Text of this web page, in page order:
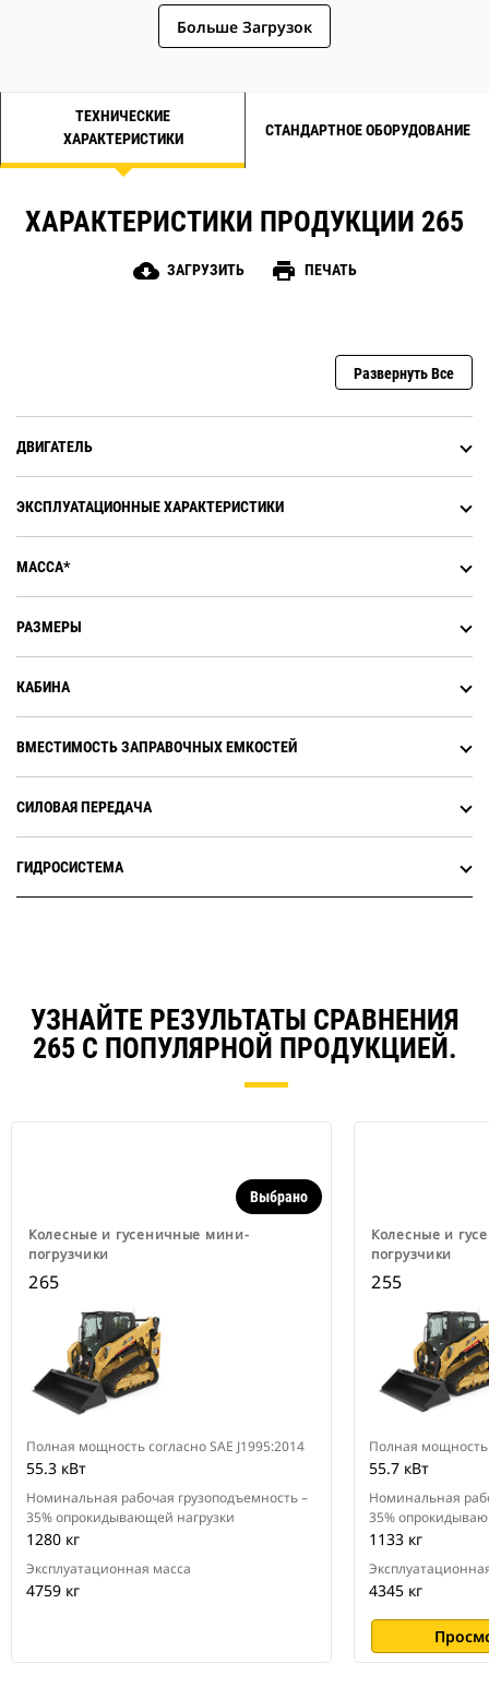
Больше Загрузок
ТЕХНИЧЕСКИЕ
ХАРАКТЕРИСТИКИ
СТАНДАРТНОЕ ОБОРУДОВАНИЕ
ХАРАКТЕРИСТИКИ ПРОДУКЦИИ 265
cloud_download ЗАГРУЗИТЬ print ПЕЧАТЬ
Развернуть Все
ДВИГАТЕЛЬ
ЭКСПЛУАТАЦИОННЫЕ ХАРАКТЕРИСТИКИ
МАССА*
РАЗМЕРЫ
КАБИНА
ВМЕСТИМОСТЬ ЗАПРАВОЧНЫХ ЕМКОСТЕЙ
СИЛОВАЯ ПЕРЕДАЧА
ГИДРОСИСТЕМА
УЗНАЙТЕ РЕЗУЛЬТАТЫ СРАВНЕНИЯ
265 С ПОПУЛЯРНОЙ ПРОДУКЦИЕЙ.
Колесные и гусеничные мини-
погрузчики
Выбрано
265
Полная мощность согласно SAE J1995:2014
55.3 кВт
Номинальная рабочая грузоподъемность –
35% опрокидывающей нагрузки
1280 кг
Эксплуатационная масса
4759 кг
Колесные и
погрузчики
255
Полная мощность
55.7 кВт
Номинальная
35%
1133 кг
4345 кг